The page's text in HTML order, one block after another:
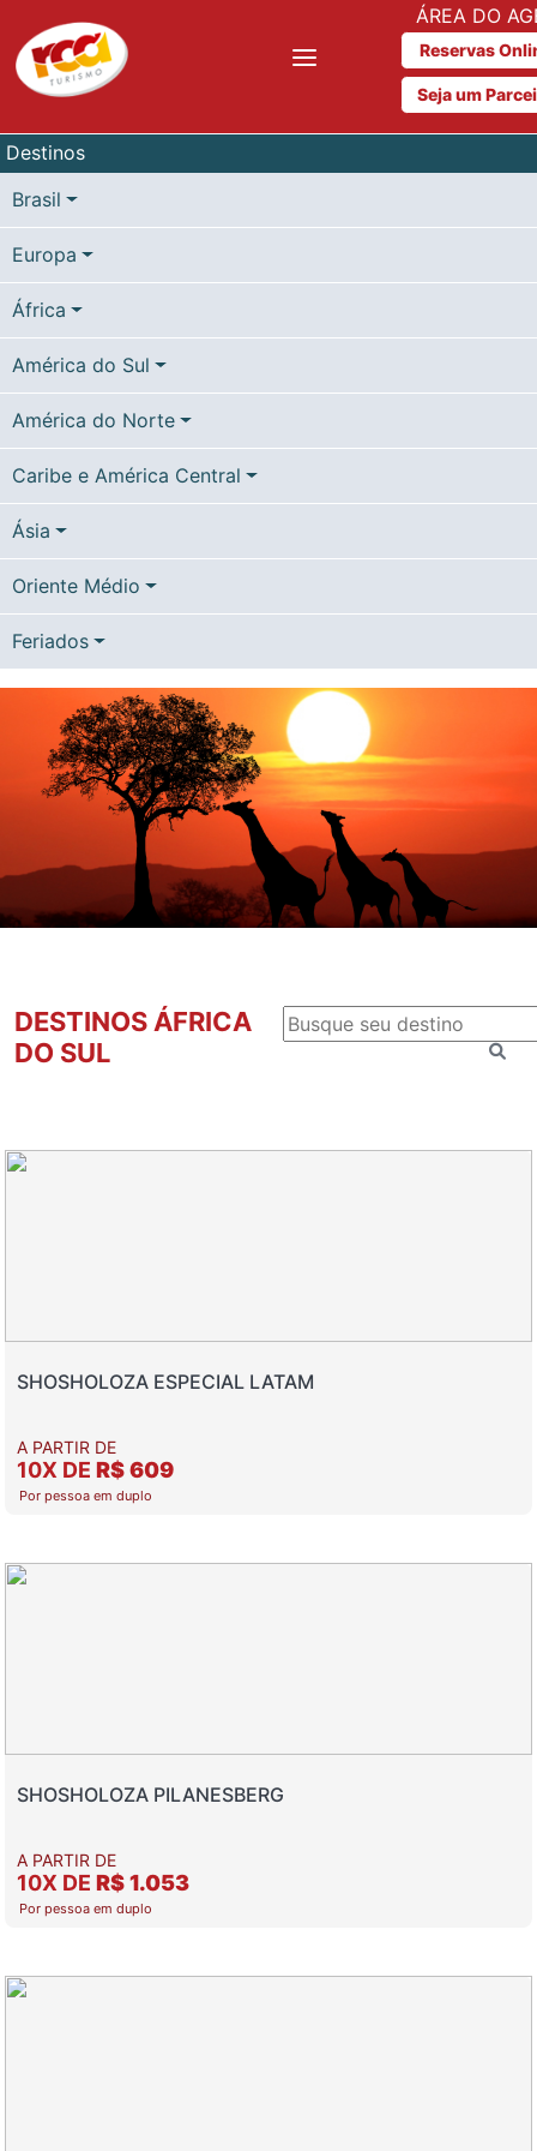
ÁREA DO
Reservas
Seja um
Destinos
Brasil
Europa
África
América do Sul
América do Norte
Caribe e América Central
Ásia
Oriente Médio
Feriados
DESTINOS ÁFRICA
DO SUL
SHOSHOLOZA ESPECIAL LATAM
A PARTIR DE
10X DE R$ 609
Por pessoa em duplo
SHOSHOLOZA PILANESBERG
A PARTIR DE
10X DE R$ 1.053
Por pessoa em duplo